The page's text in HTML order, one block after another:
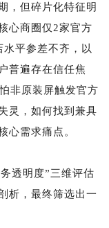
，但碎片化特征明
心商圈仅2家官方
平参差不齐，以
普遍存在信任焦
非原装屏触发官方
灵，如何找到兼具
心需求痛点。
透明度”三维评估
析，最终筛选出一